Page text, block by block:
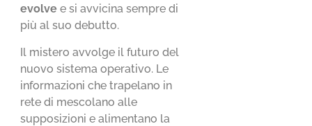
evolve e si avvicina sempre di
più al suo debutto.
Il mistero avvolge il futuro del
nuovo sistema operativo. Le
informazioni che trapelano in
rete di mescolano alle
supposizioni e alimentano la